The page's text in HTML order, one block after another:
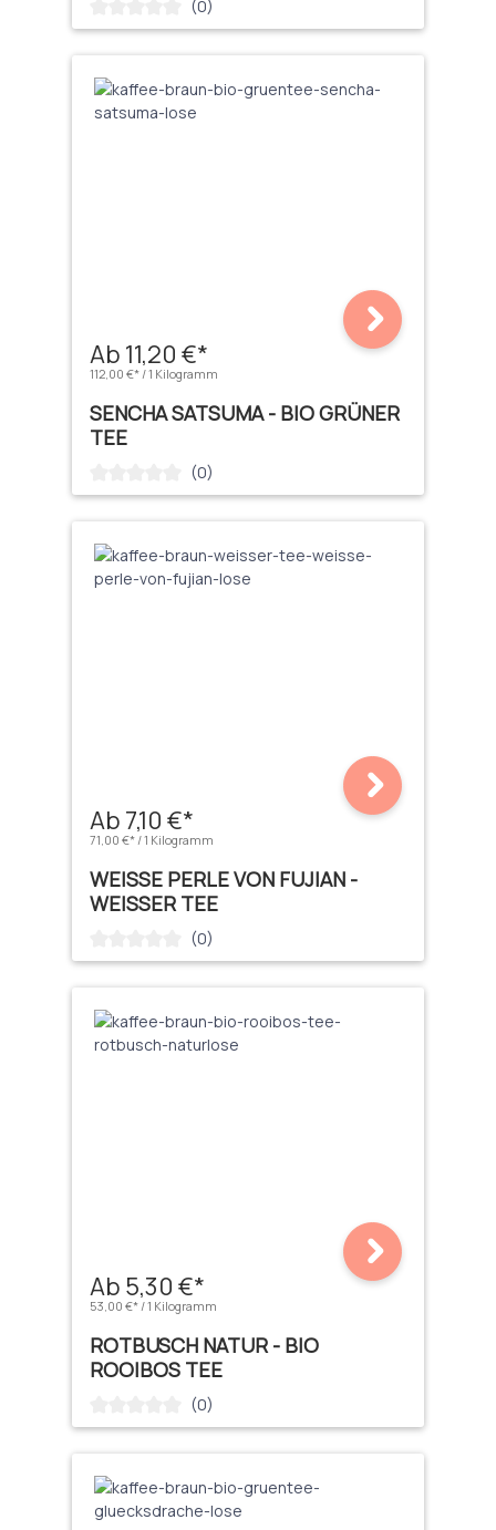
Durchschnittliche Bewertung von 0 von 5 Sternen
(0)
Ab 11,20 €*
112,00 €* / 1 Kilogramm
SENCHA SATSUMA - BIO GRÜNER
TEE
Durchschnittliche Bewertung von 0 von 5 Sternen
(0)
Ab 7,10 €*
71,00 €* / 1 Kilogramm
WEISSE PERLE VON FUJIAN - W
EISSER TEE
Durchschnittliche Bewertung von 0 von 5 Sternen
(0)
Ab 5,30 €*
53,00 €* / 1 Kilogramm
ROTBUSCH NATUR - BIO
ROOIBOS TEE
Durchschnittliche Bewertung von 0 von 5 Sternen
(0)